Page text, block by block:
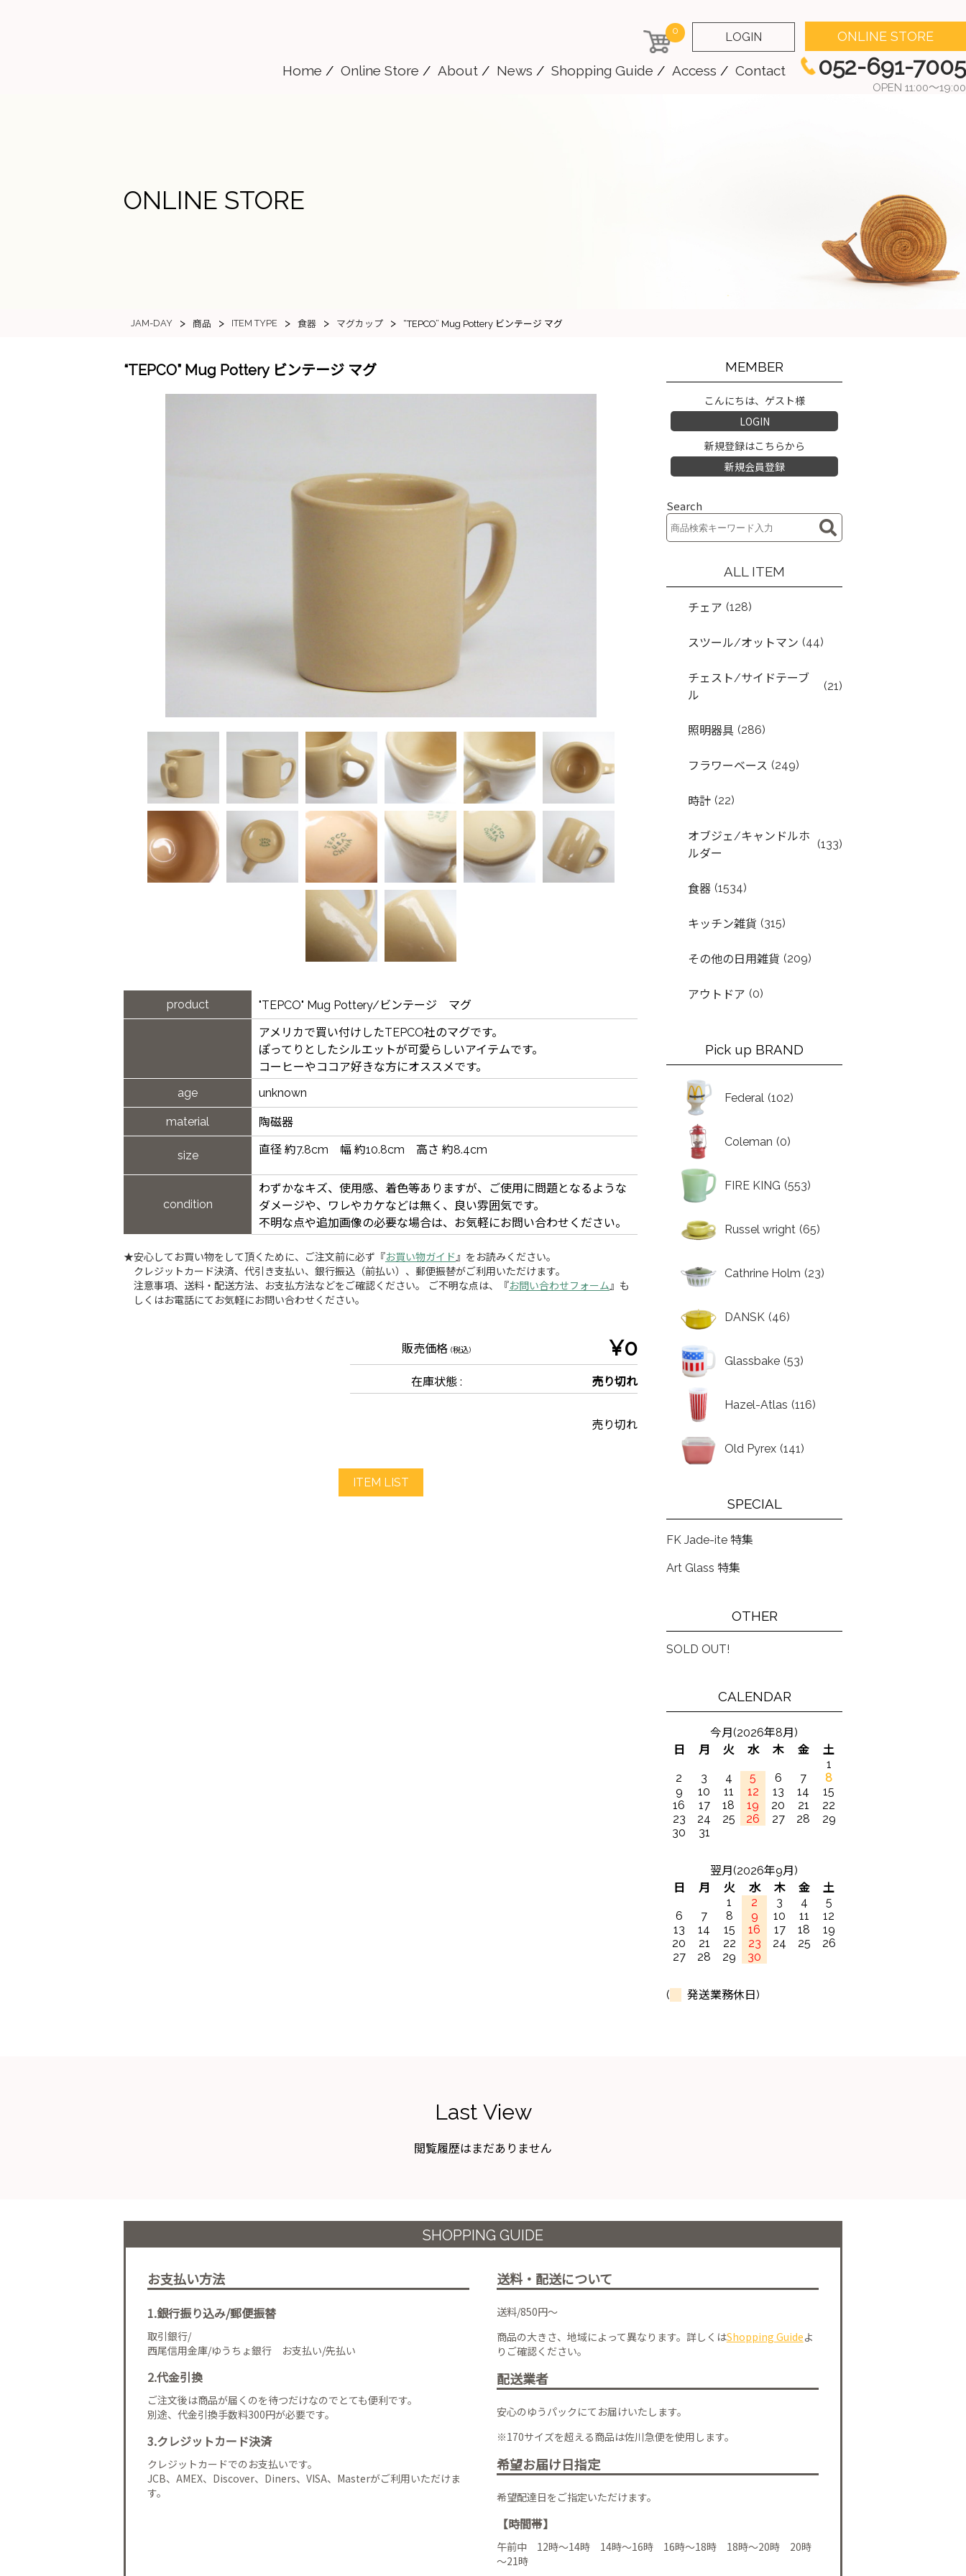
0 LOGIN ONLINE STORE
Home Online Store About News Shopping Guide Access Contact 052-691-7005
OPEN 11:00～19:00
ONLINE STORE
JAM-DAY > 商品 > ITEM TYPE > 食器 > マグカップ > “TEPCO” Mug Pottery ビンテージ マグ
“TEPCO” Mug Pottery ビンテージ マグ
product
"TEPCO" Mug Pottery/ビンテージ マグ
アメリカで買い付けしたTEPCO社のマグです。
ぽってりとしたシルエットが可愛らしいアイテムです。
コーヒーやココア好きな方にオススメです。
age
unknown
material 陶磁器
size 直径 約7.8cm 幅 約10.8cm 高さ 約8.4cm
condition
わずかなキズ、使用感、着色等ありますが、ご使用に問題となるような
ダメージや、ワレやカケなどは無く、良い雰囲気です。
不明な点や追加画像の必要な場合は、お気軽にお問い合わせください。
★安心してお買い物をして頂くために、ご注文前に必ず『お買い物ガイド 』をお読みください。
クレジットカード決済、代引き支払い、銀行振込（前払い）、郵便振替がご利用いただけます。
注意事項、送料・配送方法、お支払方法などをご確認ください。 ご不明な点は、『お問い合わせフォーム 』も
しくはお電話にてお気軽にお問い合わせください。
販売価格(税込) ¥0
在庫状態 : 売り切れ
売り切れ
ITEM LIST
MEMBER
こんにちは、ゲスト様
LOGIN
新規登録はこちらから
新規会員登録
Search
ALL ITEM
チェア (128)
スツール/オットマン (44)
チェスト/サイドテーブ
ル
(21)
照明器具 (286)
フラワーベース (249)
時計 (22)
オブジェ/キャンドルホ
ルダー
(133)
食器 (1534)
キッチン雑貨 (315)
その他の日用雑貨 (209)
アウトドア (0)
Pick up BRAND
Federal (102)
Coleman (0)
FIRE KING (553)
Russel wright (65)
Cathrine Holm (23)
DANSK (46)
Glassbake (53)
Hazel-Atlas (116)
Old Pyrex (141)
SPECIAL
FK Jade-ite 特集
Art Glass 特集
OTHER
SOLD OUT!
CALENDAR
今月(2026年8月)
日
月 火 水 木 金
土
1
2
3 4 5 6 7
8
9
10 11 12 13 14
15
16
17 18 19 20 21
22
23
24 25 26 27 28
29
30
31
翌月(2026年9月)
日
月 火 水 木 金
土
1
2 3 4
5
6
7 8 9 10 11
12
13
14 15 16 17 18
19
20
21 22 23 24 25
26
27
28 29 30
( 発送業務休日)
Last View
閲覧履歴はまだありません
SHOPPING GUIDE
お支払い方法
1.銀行振り込み/郵便振替
取引銀行/
西尾信用金庫/ゆうちょ銀行 お支払い/先払い
2.代金引換
ご注文後は商品が届くのを待つだけなのでとても便利です。
別途、代金引換手数料300円が必要です。
3.クレジットカード決済
クレジットカードでのお支払いです。
JCB、AMEX、Discover、Diners、VISA、Masterがご利用いただけま
す。
送料・配送について
送料/850円～
商品の大きさ、地域によって異なります。詳しくはShopping Guideよ
りご確認ください。
配送業者
安心のゆうパックにてお届けいたします。
※170サイズを超える商品は佐川急便を使用します。
希望お届け日指定
希望配達日をご指定いただけます。
【時間帯】
午前中 12時～14時 14時～16時 16時～18時 18時～20時 20時
～21時